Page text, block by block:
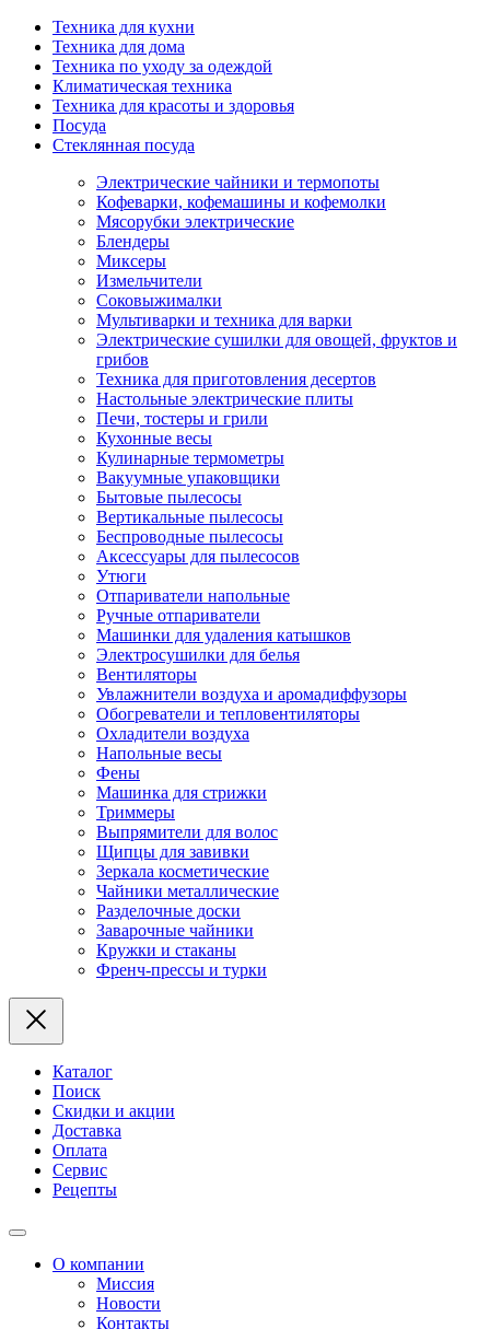
Техника для кухни
Техника для дома
Техника по уходу за одеждой
Климатическая техника
Техника для красоты и здоровья
Посуда
Стеклянная посуда
Электрические чайники и термопоты
Кофеварки, кофемашины и кофемолки
Мясорубки электрические
Блендеры
Миксеры
Измельчители
Соковыжималки
Мультиварки и техника для варки
Электрические сушилки для овощей, фруктов и
грибов
Техника для приготовления десертов
Настольные электрические плиты
Печи, тостеры и грили
Кухонные весы
Кулинарные термометры
Вакуумные упаковщики
Бытовые пылесосы
Вертикальные пылесосы
Беспроводные пылесосы
Аксессуары для пылесосов
Утюги
Отпариватели напольные
Ручные отпариватели
Машинки для удаления катышков
Электросушилки для белья
Вентиляторы
Увлажнители воздуха и аромадиффузоры
Обогреватели и тепловентиляторы
Охладители воздуха
Напольные весы
Фены
Машинка для стрижки
Триммеры
Выпрямители для волос
Щипцы для завивки
Зеркала косметические
Чайники металлические
Разделочные доски
Заварочные чайники
Кружки и стаканы
Френч-прессы и турки
Каталог
Поиск
Скидки и акции
Доставка
Оплата
Сервис
Рецепты
О компании
Миссия
Новости
Контакты